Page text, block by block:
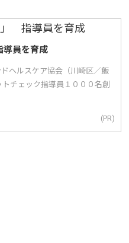
導員を育成
ヘルスケア協会（川崎区／飯
チェック指導員１０００名創
(PR)